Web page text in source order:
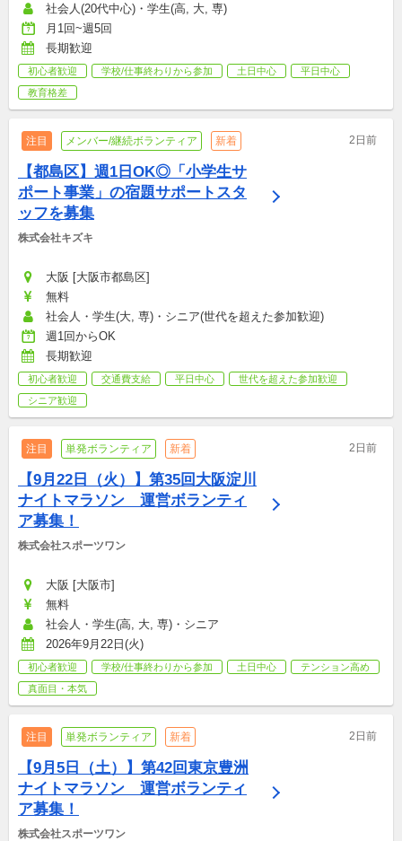
社会人(20代中心)・学生(高, 大, 専)
月1回~週5回
長期歓迎
初心者歓迎 学校/仕事終わりから参加 土日中心
平日中心
教育格差
注目 メンバー/継続ボランティア 新着 2日前
【都島区】週1日OK◎「小学生サ
ポート事業」の宿題サポートスタ
ッフを募集
株式会社キズキ
大阪 [大阪市都島区]
無料
社会人・学生(大, 専)・シニア(世代を超えた参加歓迎)
週1回からOK
長期歓迎
初心者歓迎 交通費支給 平日中心
世代を超えた参加歓迎
シニア歓迎
注目 単発ボランティア 新着 2日前
【9月22日（火）】第35回大阪淀川
ナイトマラソン　運営ボランティ
ア募集！
株式会社スポーツワン
大阪 [大阪市]
無料
社会人・学生(高, 大, 専)・シニア
2026年9月22日(火)
初心者歓迎 学校/仕事終わりから参加 土日中心
テンション高め
真面目・本気
注目 単発ボランティア 新着 2日前
【9月5日（土）】第42回東京豊洲
ナイトマラソン　運営ボランティ
ア募集！
株式会社スポーツワン